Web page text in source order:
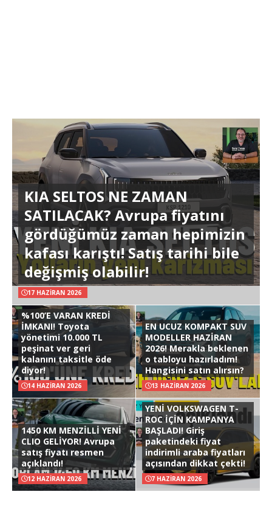
KIA SELTOS NE ZAMAN
SATILACAK? Avrupa fiyatını
gördüğümüz zaman hepimizin
kafası karıştı! Satış tarihi bile
değişmiş olabilir!
17 HAZIRAN 2026
%100’E VARAN KREDİ
İMKANI! Toyota
yönetimi 10.000 TL
peşinat ver geri
kalanını taksitle öde
diyor!
14 HAZIRAN 2026
EN UCUZ KOMPAKT SUV
MODELLER HAZİRAN
2026! Merakla beklenen
o tabloyu hazırladım!
Hangisini satın alırsın?
13 HAZIRAN 2026
1450 KM MENZİLLİ YENİ
CLIO GELİYOR! Avrupa
satış fiyatı resmen
açıklandı!
12 HAZIRAN 2026
YENİ VOLKSWAGEN T-
ROC İÇİN KAMPANYA
BAŞLADI! Giriş
paketindeki fiyat
indirimli araba fiyatları
açısından dikkat çekti!
7 HAZIRAN 2026